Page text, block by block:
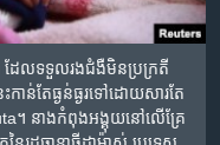
ដែល​ទទួល​រង​ជំងឺ​មិន​ប្រក្រតី​
ាន់​តែ​ធ្ងន់​ធ្ងរ​ទៅ​ដោយ​សារ​តែ​
។ នាង​កំពុង​អង្គុយនៅ​លើ​គ្រែ​